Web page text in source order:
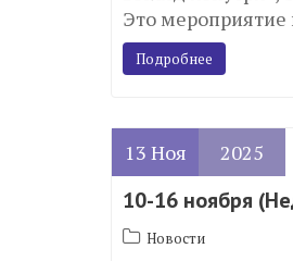
Это
Подробнее
13 Ноя 2025
10-16 ноября
Новости